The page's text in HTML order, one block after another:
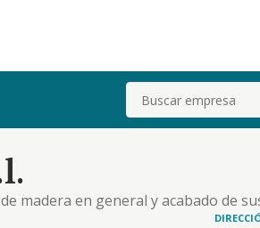
Buscar
madera en general y acabado de
y consignacion de toda